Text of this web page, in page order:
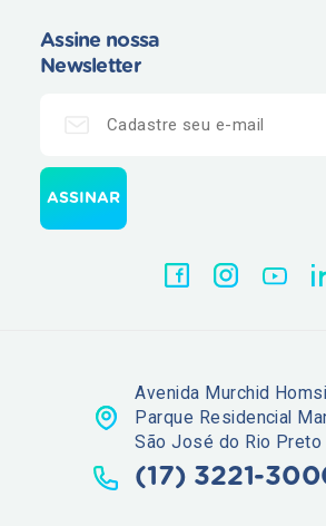
Assine nossa
Newsletter
Avenida Murchid
Parque Residencial
São José do Rio Preto
(17) 3221-